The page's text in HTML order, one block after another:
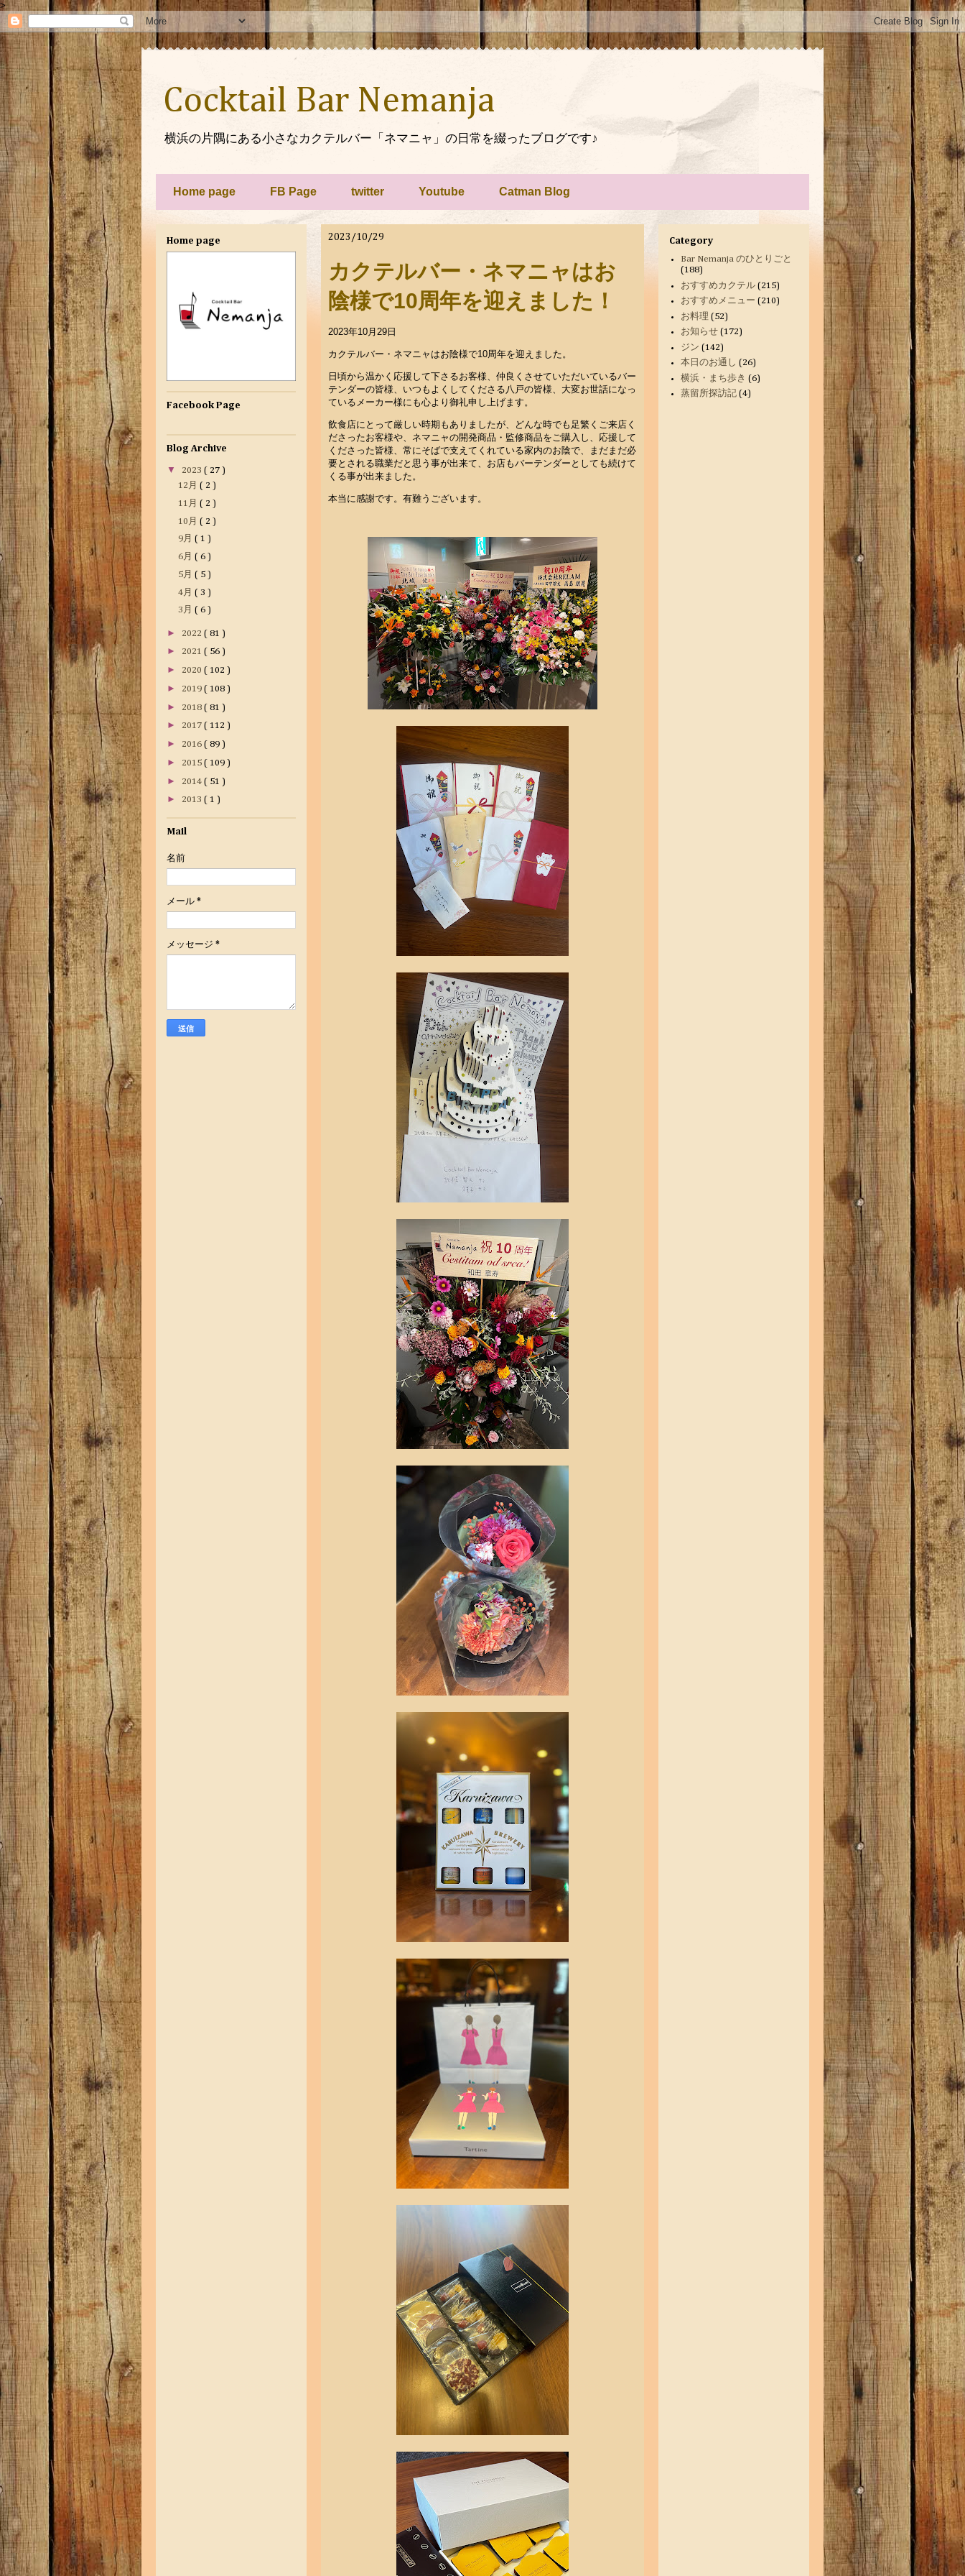
>
Cocktail Bar Nemanja
横浜の片隅にある小さなカクテルバー「ネマニャ」の日常を綴ったブログです♪
Home page FB Page twitter Youtube Catman Blog
2023/10/29
カクテルバー・ネマニャはお
陰様で10周年を迎えました！
2023年10月29日
カクテルバー・ネマニャはお陰様で10周年を迎えました。
日頃から温かく応援して下さるお客様、仲良くさせていただいているバー
テンダーの皆様、いつもよくしてくださる八戸の皆様、大変お世話になっ
ているメーカー様にも心より御礼申し上げます。
飲食店にとって厳しい時期もありましたが、どんな時でも足繁くご来店く
ださったお客様や、ネマニャの開発商品・監修商品をご購入し、応援して
くださった皆様、常にそばで支えてくれている家内のお陰で、まだまだ必
要とされる職業だと思う事が出来て、お店もバーテンダーとしても続けて
くる事が出来ました。
本当に感謝です。有難うございます。
Home page
Facebook Page
Blog Archive
▼ 2023 ( 27 )
12月 ( 2 )
11月 ( 2 )
10月 ( 2 )
9月 ( 1 )
6月 ( 6 )
5月 ( 5 )
4月 ( 3 )
3月 ( 6 )
► 2022 ( 81 )
► 2021 ( 56 )
► 2020 ( 102 )
► 2019 ( 108 )
► 2018 ( 81 )
► 2017 ( 112 )
► 2016 ( 89 )
► 2015 ( 109 )
► 2014 ( 51 )
► 2013 ( 1 )
Mail
名前
メール *
メッセージ *
Category
Bar Nemanja のひとりごと
(188)
おすすめカクテル (215)
おすすめメニュー (210)
お料理 (52)
お知らせ (172)
ジン (142)
本日のお通し (26)
横浜・まち歩き (6)
蒸留所探訪記 (4)